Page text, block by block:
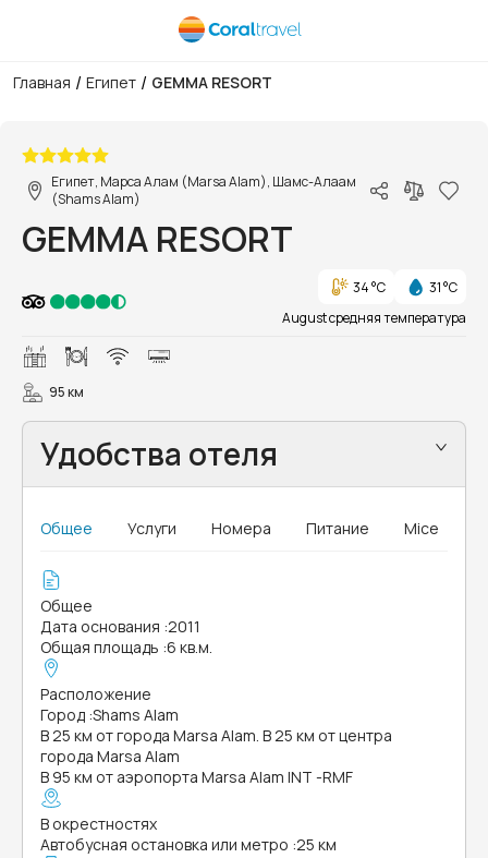
Главная / Египет / GEMMA RESORT
Египет, Марса Алам (Marsa Alam), Шамс-Алаам
(Shams Alam)
GEMMA RESORT
34 °C
31 °C
August средняя температура
95 км
Удобства отеля
Общее Услуги Номера Питание Mice
Общее
Дата основания :2011
Общая площадь :6 кв.м.
Расположение
Город :Shams Alam
В 25 км от города Marsa Alam. В 25 км от центра
города Marsa Alam
В 95 км от аэропорта Marsa Alam INT -RMF
В окрестностях
Автобусная остановка или метро :25 км